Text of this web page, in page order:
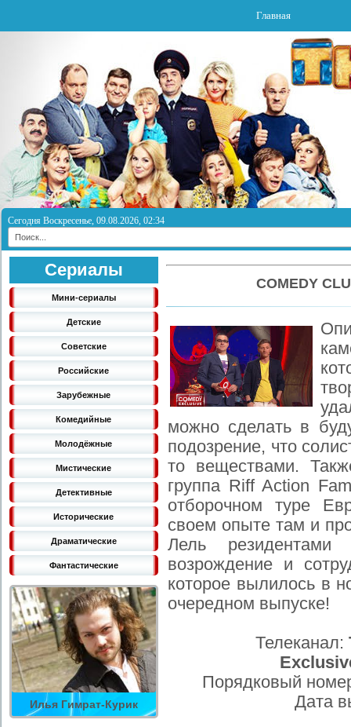
Главная
Сегодня Воскресенье, 09.08.2026, 02:34
Сериалы
Мини-сериалы
Детские
Советские
Российские
Зарубежные
Комедийные
Молодёжные
Мистические
Детективные
Исторические
Драматические
Фантастические
Илья Гимрат-Курик
COMEDY
можно сделать в
подозрение, что
то веществами.
группа Riff Action
отборочном туре
своем опыте там и
Лель
возрождение и
которое вылилось в
очередном выпуске!
Телеканал:
Порядковый
Дата